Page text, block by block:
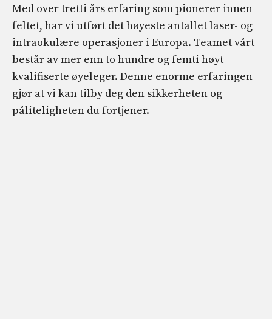
Med over tretti års erfaring som pionerer innen
feltet, har vi utført det høyeste antallet laser- og
intraokulære operasjoner i Europa. Teamet vårt
består av mer enn to hundre og femti høyt
kvalifiserte øyeleger. Denne enorme erfaringen
gjør at vi kan tilby deg den sikkerheten og
påliteligheten du fortjener.